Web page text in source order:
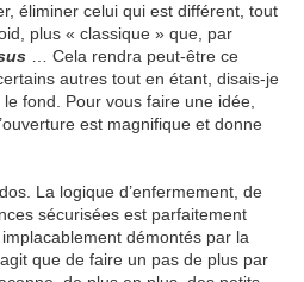
éliminer celui qui est différent, tout
plus « classique » que, par
… Cela rendra peut-être ce
autres tout en étant, disais-je
fond. Pour vous faire une idée,
est magnifique et donne
La logique d’enfermement, de
sécurisées est parfaitement
démontés par la
que de faire un pas de plus par